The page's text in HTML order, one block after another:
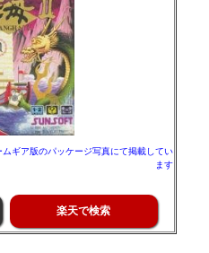
ギア版のパッケージ写真にて掲載してい
ます
楽天で検索